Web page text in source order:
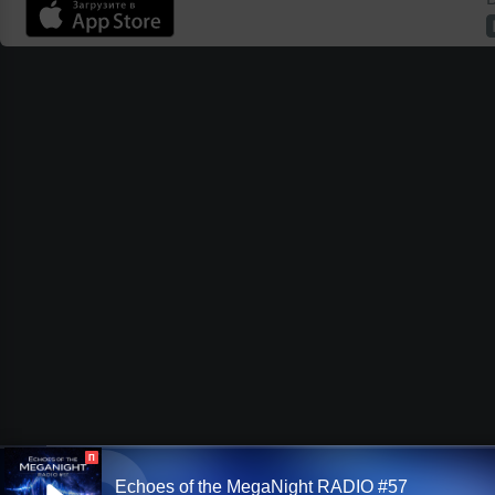
П
Echoes of the MegaNight RADIO #57